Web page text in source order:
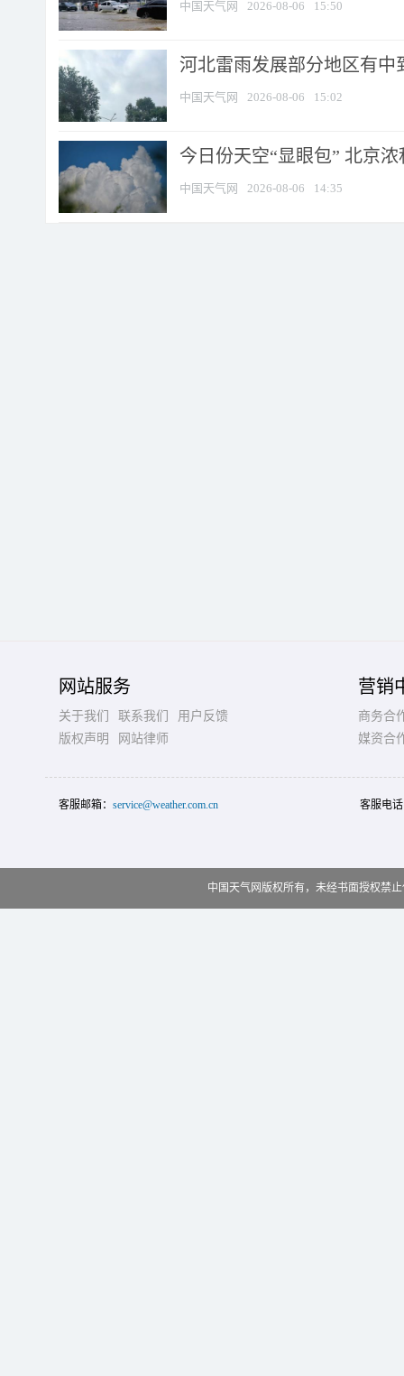
中国天气网 2026-08-06 15:50
河北雷雨发展部分地区有中
中国天气网 2026-08-06 15:02
今日份天空“显眼包” 北京
中国天气网 2026-08-06 14:35
网站服务
关于我们 联系我们
用户反馈
版权声明
网站律师
营销
商务合
媒资合
客服邮箱： service@weather.com.cn 客服电
中国天气网版权所有，未经书面授权